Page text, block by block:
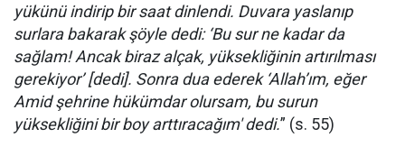
yükünü indirip bir saat dinlendi. Duvara yaslanıp
surlara bakarak şöyle dedi: ‘Bu sur ne kadar da
sağlam! Ancak biraz alçak, yüksekliğinin artırılması
gerekiyor’ [dedi]. Sonra dua ederek ‘Allah’ım, eğer
Amid şehrine hükümdar olursam, bu surun
yüksekliğini bir boy arttıracağım' dedi.” (s. 55)